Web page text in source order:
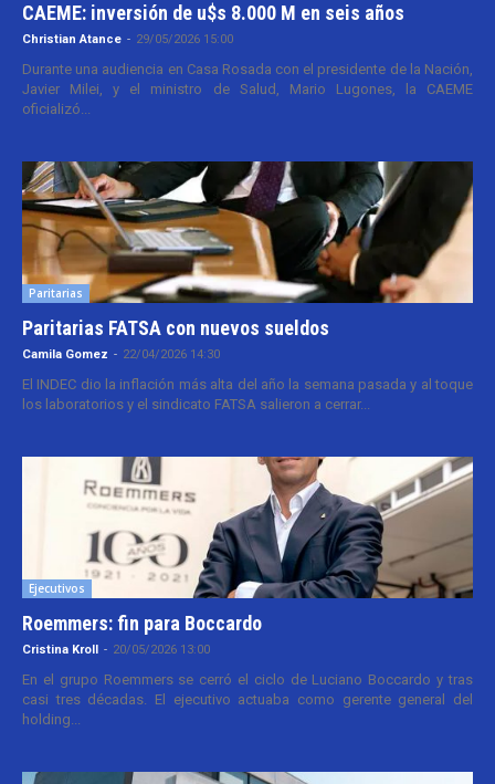
CAEME: inversión de u$s 8.000 M en seis años
Christian Atance - 29/05/2026 15:00
Durante una audiencia en Casa Rosada con el presidente de la Nación,
Javier Milei, y el ministro de Salud, Mario Lugones, la CAEME
oficializó...
Paritarias
Paritarias FATSA con nuevos sueldos
Camila Gomez - 22/04/2026 14:30
El INDEC dio la inflación más alta del año la semana pasada y al toque
los laboratorios y el sindicato FATSA salieron a cerrar...
Ejecutivos
Roemmers: fin para Boccardo
Cristina Kroll - 20/05/2026 13:00
En el grupo Roemmers se cerró el ciclo de Luciano Boccardo y tras
casi tres décadas. El ejecutivo actuaba como gerente general del
holding...